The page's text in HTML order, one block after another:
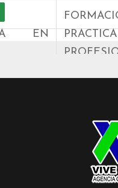
EN
Y
PRACTICA
PRE
LA